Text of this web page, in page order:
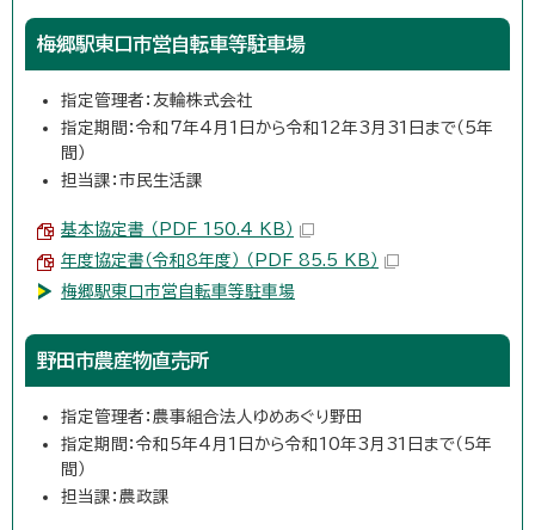
梅郷駅東口市営自転車等駐車場
指定管理者：友輪株式会社
指定期間：令和7年4月1日から令和12年3月31日まで（5年
間）
担当課：市民生活課
基本協定書 （PDF 150.4 KB）
年度協定書（令和8年度） （PDF 85.5 KB）
梅郷駅東口市営自転車等駐車場
野田市農産物直売所
指定管理者：農事組合法人ゆめあぐり野田
指定期間：令和5年4月1日から令和10年3月31日まで（5年
間）
担当課：農政課